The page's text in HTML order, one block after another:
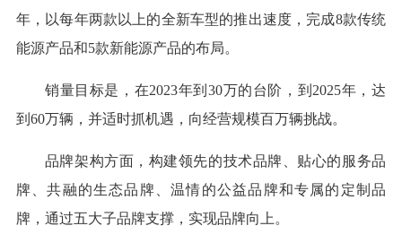
年，以每年两款以上的全新车型的推出速度，完成8款传统
能源产品和5款新能源产品的布局。
销量目标是，在2023年到30万的台阶，到2025年，达
到60万辆，并适时抓机遇，向经营规模百万辆挑战。
品牌架构方面，构建领先的技术品牌、贴心的服务品
牌、共融的生态品牌、温情的公益品牌和专属的定制品
牌，通过五大子品牌支撑，实现品牌向上。